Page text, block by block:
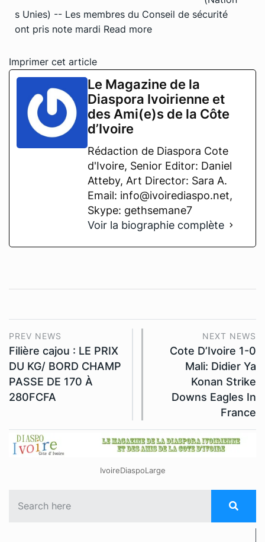
s Unies) -- Les membres du Conseil de sécurité
ont pris note mardi Read more
Imprimer cet article
Le Magazine de la
Diaspora Ivoirienne et
des Ami(e)s de la Côte
d’Ivoire
Rédaction de Diaspora Cote
d'Ivoire, Senior Editor: Daniel
Atteby, Art Director: Sara A.
Email: info@ivoirediaspo.net,
Skype: gethsemane7
Voir la biographie complète
PREV NEWS
Filière cajou : LE PRIX
DU KG/ BORD CHAMP
PASSE DE 170 À
280FCFA
NEXT NEWS
Cote D’Ivoire 1-0
Mali: Didier Ya
Konan Strike
Downs Eagles In
France
IvoireDiaspoLarge